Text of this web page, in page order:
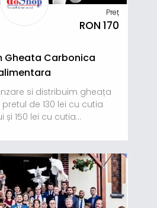
Preț
RON 170
Gheata Carbonica
si distribuim gheața
de 130 lei cu cutia
și 150 lei cu cutia...